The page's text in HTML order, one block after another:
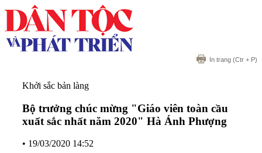
In trang (Ctr + P)
Khởi sắc bản làng
Bộ trưởng chúc mừng "Giáo viên toàn cầu
xuất sắc nhất năm 2020" Hà Ánh Phượng
• 19/03/2020 14:52